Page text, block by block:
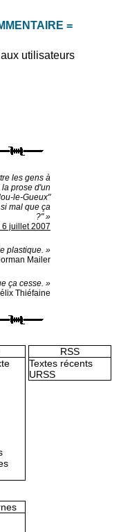
=
utilisateurs
les gens à
prose d'un
le-Gueux"
mal que ça
?" »
6 juillet 2007
plastique. »
Mailer
ça cesse. »
Thiéfaine
RSS
Textes récents
URSS